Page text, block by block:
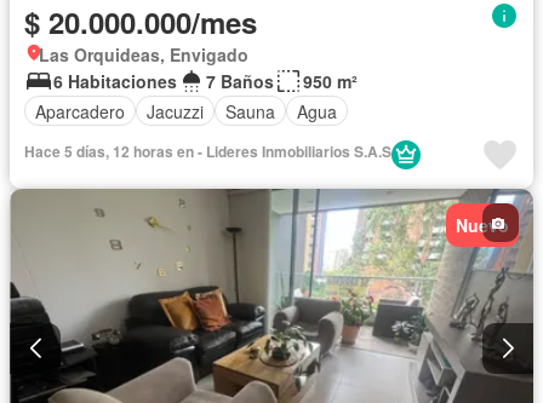
$ 20.000.000/mes
Las Orquideas, Envigado
6 Habitaciones
7 Baños
950 m²
Aparcadero
Jacuzzi Sauna Agua
Hace 5 días, 12 horas en - Lideres Inmobiliarios S.A.S
Nuevo